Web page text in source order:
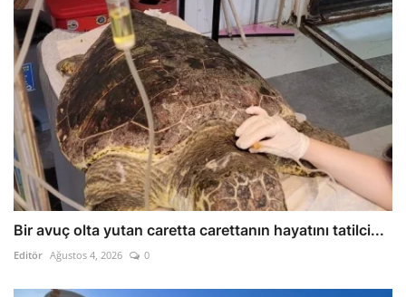
Bir avuç olta yutan caretta carettanın hayatını tatilci...
Editör Ağustos 4, 2026 0